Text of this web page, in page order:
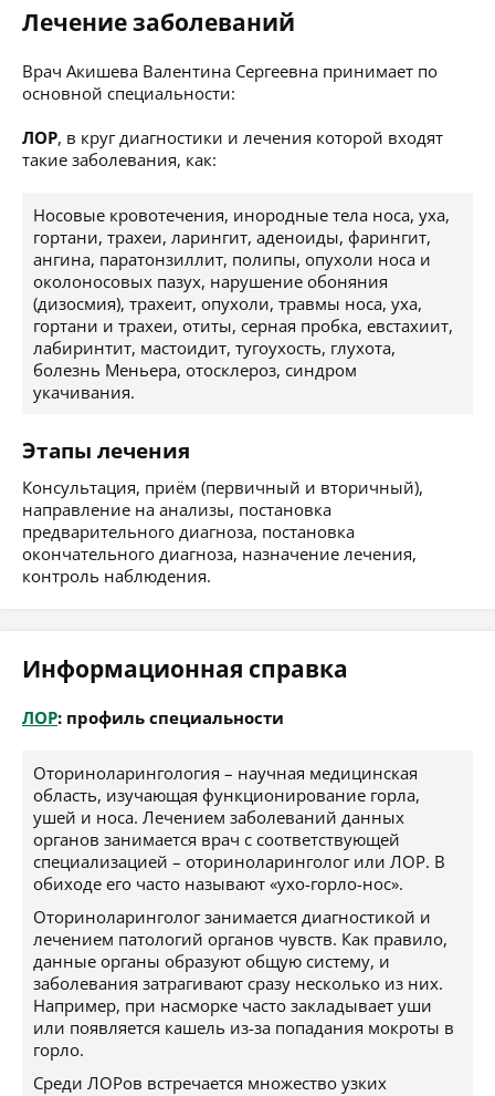
Лечение заболеваний
Врач Акишева Валентина Сергеевна принимает по
основной специальности:
ЛОР, в круг диагностики и лечения которой входят
такие заболевания, как:
Носовые кровотечения, инородные тела носа, уха,
гортани, трахеи, ларингит, аденоиды, фарингит,
ангина, паратонзиллит, полипы, опухоли носа и
околоносовых пазух, нарушение обоняния
(дизосмия), трахеит, опухоли, травмы носа, уха,
гортани и трахеи, отиты, серная пробка, евстахиит,
лабиринтит, мастоидит, тугоухость, глухота,
болезнь Меньера, отосклероз, синдром
укачивания.
Этапы лечения
Консультация, приём (первичный и вторичный),
направление на анализы, постановка
предварительного диагноза, постановка
окончательного диагноза, назначение лечения,
контроль наблюдения.
Информационная справка
ЛОР: профиль специальности
Оториноларингология – научная медицинская
область, изучающая функционирование горла,
ушей и носа. Лечением заболеваний данных
органов занимается врач с соответствующей
специализацией – оториноларинголог или ЛОР. В
обиходе его часто называют «ухо-горло-нос».
Оториноларинголог занимается диагностикой и
лечением патологий органов чувств. Как правило,
данные органы образуют общую систему, и
заболевания затрагивают сразу несколько из них.
Например, при насморке часто закладывает уши
или появляется кашель из-за попадания мокроты в
горло.
Среди ЛОРов встречается множество узких